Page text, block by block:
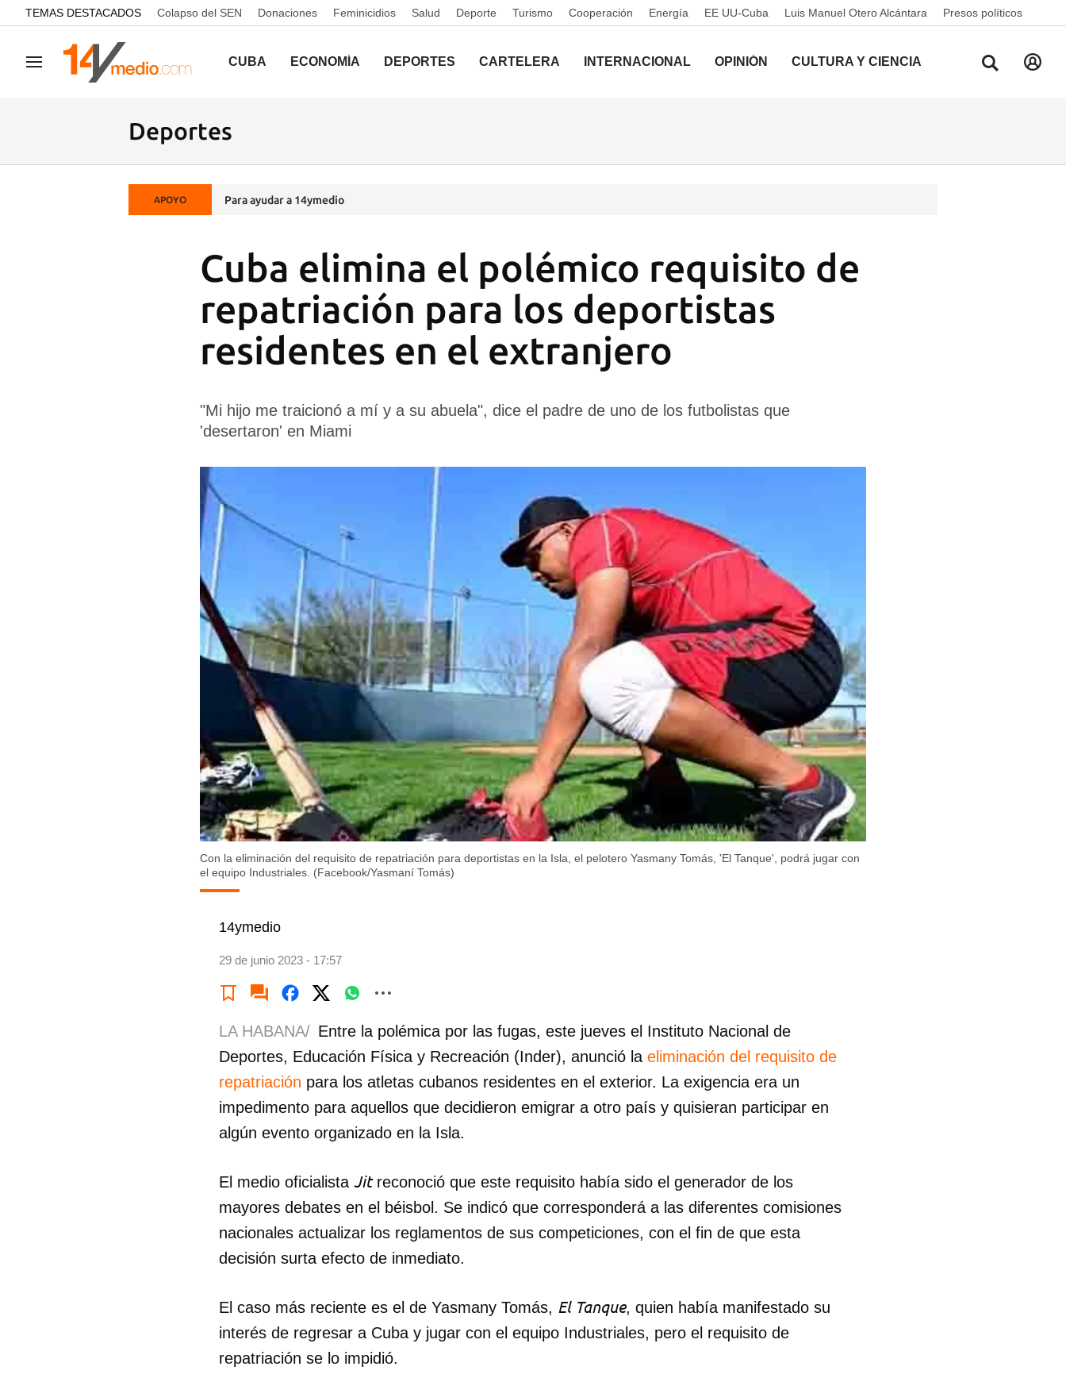
common.go-to-content
TEMAS DESTACADOS Colapso del SEN Donaciones Feminicidios Salud Deporte Turismo Cooperación Energía EE UU-Cuba Luis Manuel Otero Alcántara Presos políticos
Navegación CUBA ECONOMÍA DEPORTES CARTELERA INTERNACIONAL OPINIÓN CULTURA Y CIENCIA
Deportes
APOYO Para ayudar a 14ymedio
Cuba elimina el polémico requisito de
repatriación para los deportistas
residentes en el extranjero
"Mi hijo me traicionó a mí y a su abuela", dice el padre de uno de los futbolistas que
'desertaron' en Miami
Con la eliminación del requisito de repatriación para deportistas en la Isla, el pelotero Yasmany Tomás, 'El Tanque', podrá jugar con
el equipo Industriales. (Facebook/Yasmaní Tomás)
14ymedio
29 de junio 2023 - 17:57
LA HABANA/ Entre la polémica por las fugas, este jueves el Instituto Nacional de
Deportes, Educación Física y Recreación (Inder), anunció la eliminación del requisito de
repatriación para los atletas cubanos residentes en el exterior. La exigencia era un
impedimento para aquellos que decidieron emigrar a otro país y quisieran participar en
algún evento organizado en la Isla.
El medio oficialista Jitreconoció que este requisito había sido el generador de los
mayores debates en el béisbol. Se indicó que corresponderá a las diferentes comisiones
nacionales actualizar los reglamentos de sus competiciones, con el fin de que esta
decisión surta efecto de inmediato.
El caso más reciente es el de Yasmany Tomás, El Tanque, quien había manifestado su
interés de regresar a Cuba y jugar con el equipo Industriales, pero el requisito de
repatriación se lo impidió.